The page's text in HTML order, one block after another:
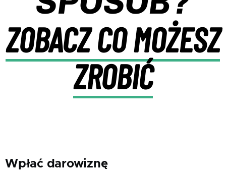
ZOBACZ CO MOŻESZ
ZROBIĆ
Wpłać darowiznę